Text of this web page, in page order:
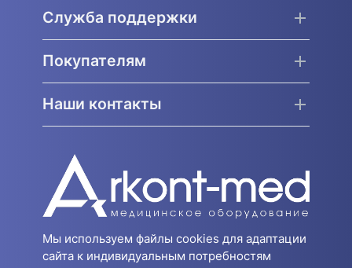
Служба поддержки
Покупателям
Наши контакты
Мы используем файлы cookies для адаптации
сайта к индивидуальным потребностям